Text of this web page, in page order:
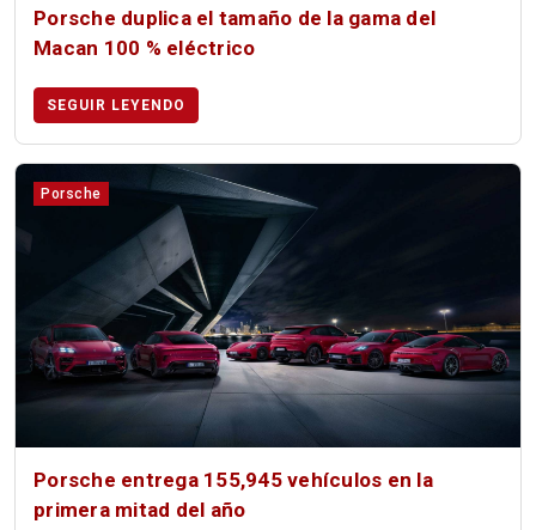
Porsche duplica el tamaño de la gama del
Macan 100 % eléctrico
SEGUIR LEYENDO
Porsche
Porsche entrega 155,945 vehículos en la
primera mitad del año